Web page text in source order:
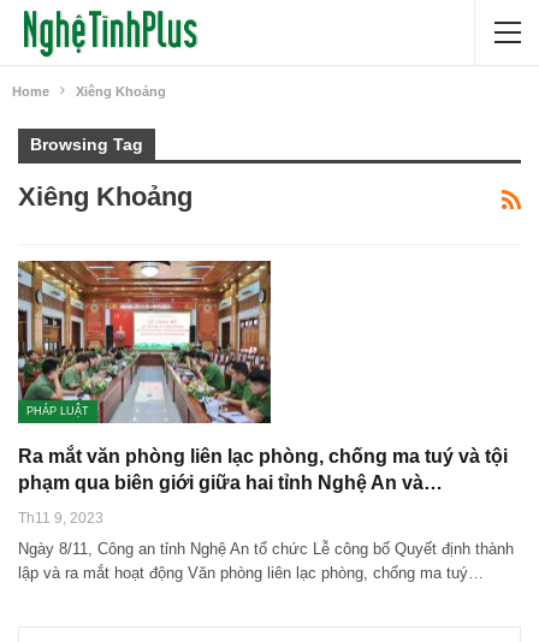
Home Xiêng Khoảng
Browsing Tag
Xiêng Khoảng
PHÁP LUẬT
Ra mắt văn phòng liên lạc phòng, chống ma tuý và tội
phạm qua biên giới giữa hai tỉnh Nghệ An và…
Th11 9, 2023
Ngày 8/11, Công an tỉnh Nghệ An tổ chức Lễ công bố Quyết định thành
lập và ra mắt hoạt động Văn phòng liên lạc phòng, chống ma tuý…